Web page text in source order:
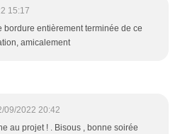
15:17
bordure entièrement terminée de ce
amicalement
09/2022 20:42
au projet ! . Bisous , bonne soirée